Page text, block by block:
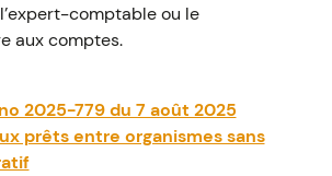
comptable ou le
aux comptes.
2025-779 du 7 août 2025
prêts entre organismes sans